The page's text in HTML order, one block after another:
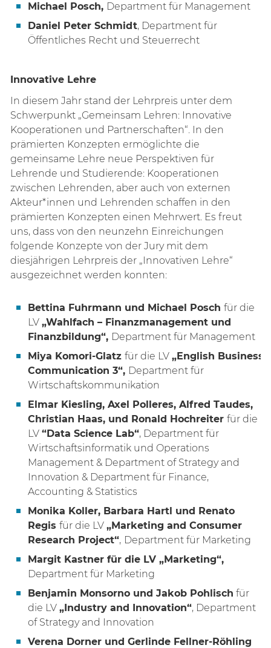
Michael Posch, Department für Management
Daniel Peter Schmidt, Department für
Öffentliches Recht und Steuerrecht
Innovative Lehre
In diesem Jahr stand der Lehrpreis unter dem
Schwerpunkt „Gemeinsam Lehren: Innovative
Kooperationen und Partnerschaften“. In den
prämierten Konzepten ermöglichte die
gemeinsame Lehre neue Perspektiven für
Lehrende und Studierende: Kooperationen
zwischen Lehrenden, aber auch von externen
Akteur*innen und Lehrenden schaffen in den
prämierten Konzepten einen Mehrwert. Es freut
uns, dass von den neunzehn Einreichungen
folgende Konzepte von der Jury mit dem
diesjährigen Lehrpreis der „Innovativen Lehre“
ausgezeichnet werden konnten:
Bettina Fuhrmann und Michael Posch für die
LV „Wahlfach – Finanzmanagement und
Finanzbildung“, Department für Management
Miya Komori-Glatz für die LV „English Business
Communication 3“, Department für
Wirtschaftskommunikation
Elmar Kiesling, Axel Polleres, Alfred Taudes,
Christian Haas, und Ronald Hochreiter für die
LV “Data Science Lab“, Department für
Wirtschaftsinformatik und Operations
Management & Department of Strategy and
Innovation & Department für Finance,
Accounting & Statistics
Monika Koller, Barbara Hartl und Renato
Regis für die LV „Marketing and Consumer
Research Project“, Department für Marketing
Margit Kastner für die LV „Marketing“,
Department für Marketing
Benjamin Monsorno und Jakob Pohlisch für
die LV „Industry and Innovation“, Department
of Strategy and Innovation
Verena Dorner und Gerlinde Fellner-Röhling